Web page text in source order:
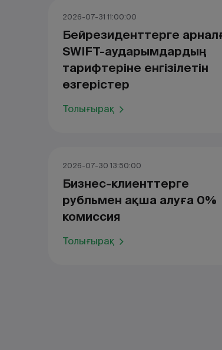
2026-07-31 11:00:00
Бейрезиденттерге
SWIFT-аударымдардың
тарифтеріне енгізілетін
өзгерістер
Толығырақ
2026-07-30 13:50:00
Бизнес-клиенттерге
рубльмен ақша алуға 0%
комиссия
Толығырақ